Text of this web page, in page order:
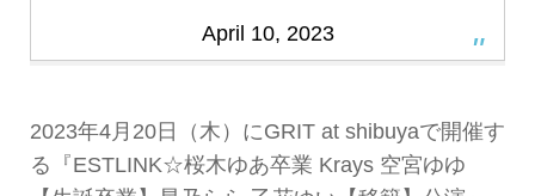
April 10, 2023
2023年4月20日（木）にGRIT at shibuyaで開催す
る『ESTLINK☆桜木ゆあ卒業 Krays 空宮ゆゆ